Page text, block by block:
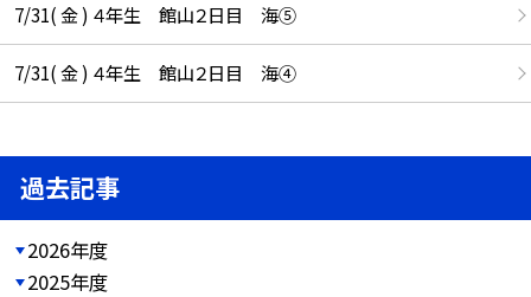
7/31( 金 ) ４年生 館山２日目 海⑤
7/31( 金 ) ４年生 館山２日目 海④
過去記事
2026年度
2025年度